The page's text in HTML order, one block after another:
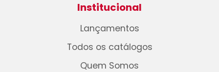
Institucional
Lançamentos
Todos os catálogos
Quem Somos